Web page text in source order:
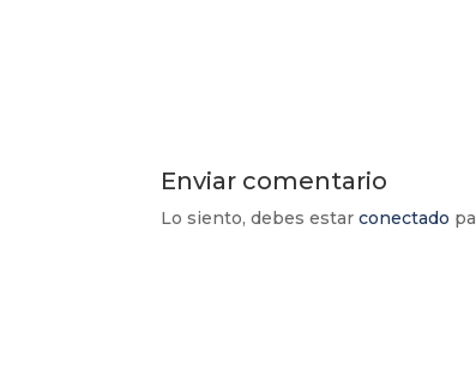
Enviar comentario
Lo siento, debes estarconectado